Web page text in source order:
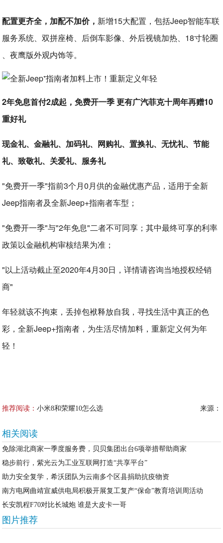
配置更齐全，加配不加价， 新增15大配置，包括Jeep智能车联
服务系统、双拼座椅、后倒车影像、外后视镜加热、18寸轮圈
、夜鹰版外观内饰等。
2年免息首付2成起，免费开一季 更有广汽菲克十周年再赠10
重好礼
现金礼、金融礼、加码礼、网购礼、置换礼、无忧礼、节能
礼、致敬礼、关爱礼、服务礼
"免费开一季"指前3个月0月供的金融优惠产品，适用于全新
Jeep指南者及全新Jeep+指南者车型；
"免费开一季"与"2年免息"二者不可同享；其中最终可享的利率
政策以金融机构审核结果为准；
"以上活动截止至2020年4月30日，详情请咨询当地授权经销
商"
年轻就该不拘束，丢掉包袱释放自我，寻找生活中真正的色
彩，全新Jeep+指南者，为生活尽情加料，重新定义何为年
轻！
推荐阅读：小米8和荣耀10怎么选 来源：
相关阅读
免除湖北商家一季度服务费，贝贝集团出台6项举措帮助商家
稳步前行，紫光云为工业互联网打造“共享平台”
助力安全复学，希沃团队为云南多个区县捐助抗疫物资
南方电网曲靖宣威供电局积极开展复工复产“保命”教育培训周活动
长安凯程F70对比长城炮 谁是大皮卡一哥
图片推荐